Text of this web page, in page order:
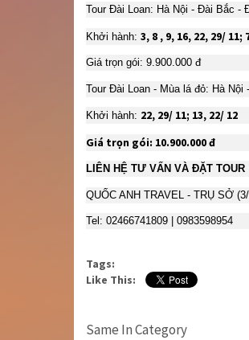
Tour Đài Loan: Hà Nội - Đài Bắc -
Khởi hành: 3, 8 , 9, 16, 22, 29/ 11;
Giá trọn gói: 9.900.000 đ
Tour Đài Loan - Mùa lá đỏ: Hà
Khởi hành: 22, 29/ 11; 13, 22/ 12
Giá trọn gói: 10.900.000 đ
LIÊN HỆ TƯ VẤN VÀ ĐẶT TOUR
QUỐC ANH TRAVEL - TRỤ SỞ
Tel: 02466741809 | 0983598954
Tags:
Like This:
Same In Category